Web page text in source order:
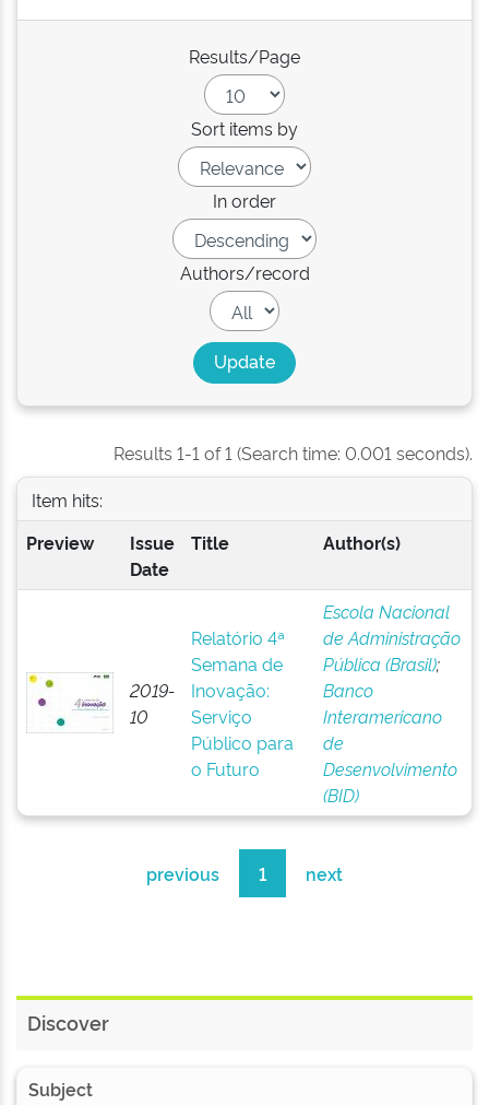
Results/Page
Sort items by
In order
Authors/record
Results 1-1 of 1 (Search time: 0.001 seconds).
Item hits:
Preview
Issue
Date
Title Author(s)
2019-
10
Relatório 4ª
Semana de
Inovação:
Serviço
Público para
o Futuro
Escola Nacional
de Administração
Pública (Brasil);
Banco
Interamericano
de
Desenvolvimento
(BID)
previous 1 next
Discover
Subject